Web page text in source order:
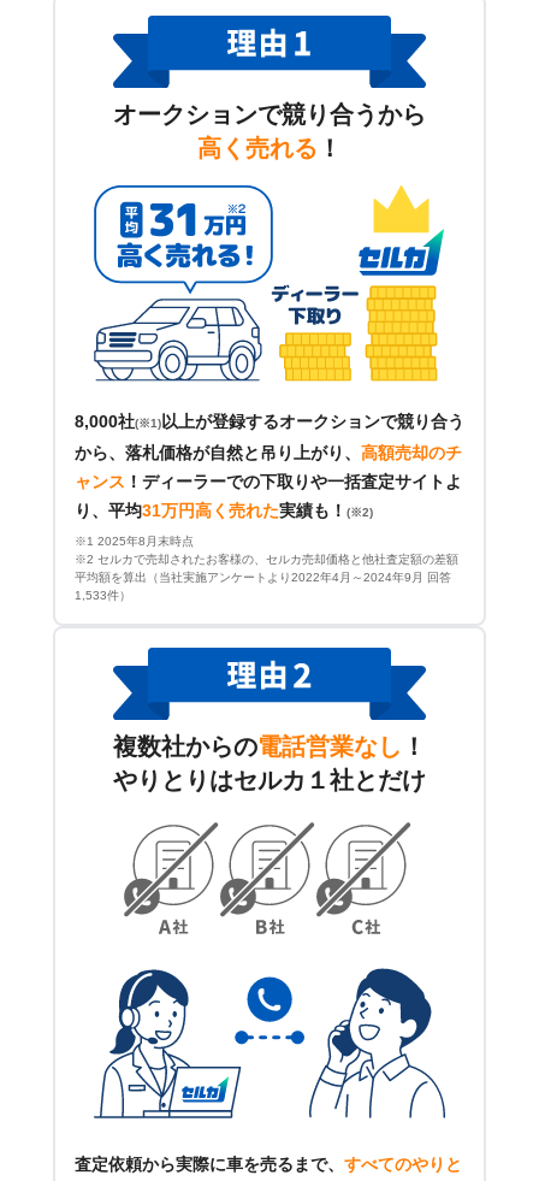
オークションで競り合うから
高く売れる ！
8,000社(※1) 以上が登録するオークションで競り合う
から、落札価格が自然と吊り上がり、 高額売却のチ
ャンス ！ ディーラーでの下取りや一括査定サイトよ
り、平均31万円高く売れた実績も！ (※2)
※1 2025年8月末時点
※2 セルカで売却されたお客様の、セルカ売却価格と他社査定額の差額
平均額を算出（当社実施アンケートより2022年4月～2024年9月 回答
1,533件）
複数社からの電話営業なし ！
やりとりはセルカ１社とだけ
査定依頼から実際に車を売るまで、 すべてのやりと